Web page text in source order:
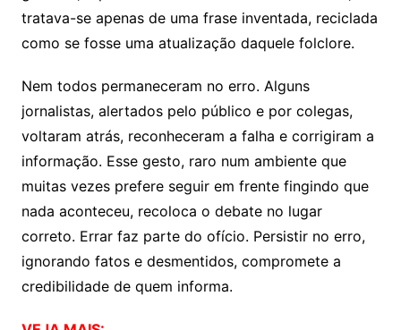
tratava-se apenas de uma frase inventada, reciclada
como se fosse uma atualização daquele folclore.
Nem todos permaneceram no erro. Alguns
jornalistas, alertados pelo público e por colegas,
voltaram atrás, reconheceram a falha e corrigiram a
informação. Esse gesto, raro num ambiente que
muitas vezes prefere seguir em frente fingindo que
nada aconteceu, recoloca o debate no lugar
correto. Errar faz parte do ofício. Persistir no erro,
ignorando fatos e desmentidos, compromete a
credibilidade de quem informa.